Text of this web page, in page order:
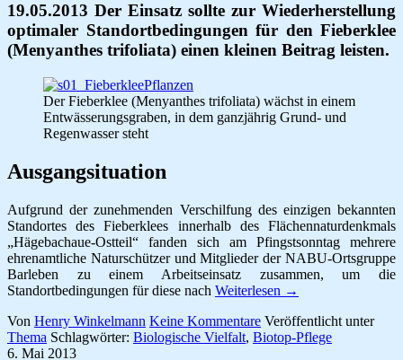
19.05.2013 Der Einsatz sollte zur Wiederherstellung
optimaler Standortbedingungen für den Fieberklee
(Menyanthes trifoliata) einen kleinen Beitrag leisten.
Der Fieberklee (Menyanthes trifoliata) wächst in einem
Entwässerungsgraben, in dem ganzjährig Grund- und
Regenwasser steht
Ausgangsituation
Aufgrund der zunehmenden Verschilfung des einzigen bekannten
Standortes des Fieberklees innerhalb des Flächennaturdenkmals
„Hägebachaue-Ostteil“ fanden sich am Pfingstsonntag mehrere
ehrenamtliche Naturschützer und Mitglieder der NABU-Ortsgruppe
Barleben zu einem Arbeitseinsatz zusammen, um die
Standortbedingungen für diese nach Weiterlesen →
Von Henry Winkelmann Keine Kommentare Veröffentlicht unter
Thema Schlagwörter: Biologische Vielfalt, Biotop-Pflege
6. Mai 2013